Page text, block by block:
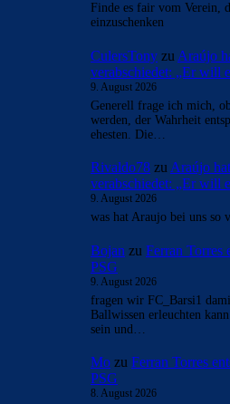
Finde es fair vom Verein,
einzuschenken
CulersTony zu Araújo
verabschiedet: „Er will
9. August 2026
Generell frage ich mich,
werden, der Wahrheit
ehesten. Die…
Rivaldo78 zu Araújo
verabschiedet: „Er will
9. August 2026
was hat Araujo bei uns so
Bojan zu Ferran Torres
PSG
9. August 2026
fragen wir FC_Barsi1
Ballwissen erleuchten
sein und…
Mo zu Ferran Torres
PSG
8. August 2026